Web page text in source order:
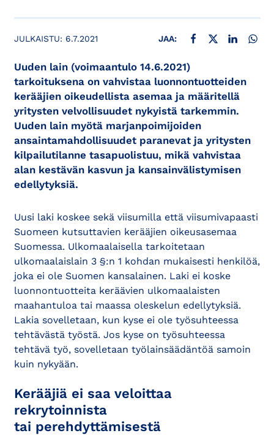
JULKAISTU: 6.7.2021 JAA: JAA FACEBOOKISSA
JAA X:SSÄ JAA
Uuden lain (voimaantulo 14.6.2021)
tarkoituksena on vahvistaa luonnontuotteiden
kerääjien oikeudellista asemaa ja määritellä
yritysten velvollisuudet nykyistä tarkemmin.
Uuden lain myötä marjanpoimijoiden
ansaintamahdollisuudet paranevat ja yritysten
kilpailutilanne tasapuolistuu, mikä vahvistaa
alan kestävän kasvun ja kansainvälistymisen
edellytyksiä.
Uusi laki koskee sekä viisumilla että viisumivapaasti
Suomeen kutsuttavien kerääjien oikeusasemaa
Suomessa. Ulkomaalaisella tarkoitetaan
ulkomaalaislain 3 §:n 1 kohdan mukaisesti henkilöä,
joka ei ole Suomen kansalainen. Laki ei koske
luonnontuotteita keräävien ulkomaalaisten
maahantuloa tai maassa oleskelun edellytyksiä.
Lakia sovelletaan, kun kyse ei ole työsuhteessa
tehtävästä työstä. Jos kyse on työsuhteessa
tehtävä työ, sovelletaan työlainsäädäntöä samoin
kuin nykyään.
Kerääjiä ei saa veloittaa
rekrytoinnista
tai perehdyttämisestä